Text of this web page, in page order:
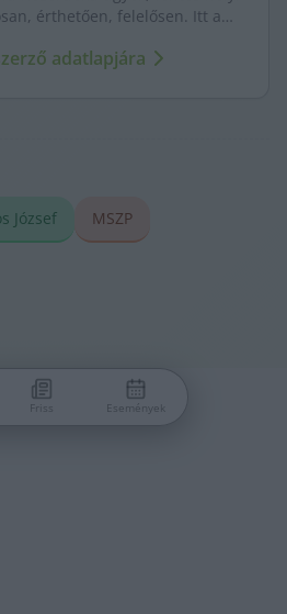
érthetően, felelősen. Itt a
adatlapjára
József MSZP
Friss Események